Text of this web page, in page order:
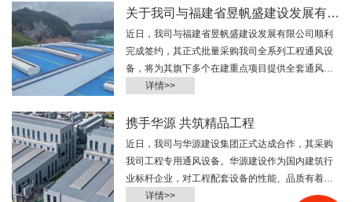
关于我司与福建省昱帆盛建设发展有…
近日，我司与福建省昱帆盛建设发展有限公司顺利
完成签约，其正式批量采购我司全系列工程通风设
备，将为其旗下多个在建重点项目提供全套通风系
详情>>
携手华源 共筑精品工程
近日，我司与华源建设集团正式达成合作，其采购
我司工程专用通风设备。华源建设作为国内建筑行
业标杆企业，对工程配套设备的性能、品质有着严
苛标准。本次合作经多轮产品测试…
详情>>